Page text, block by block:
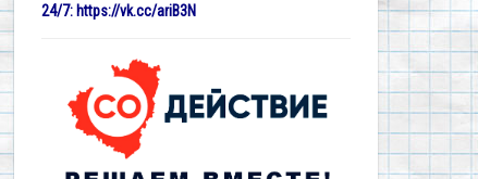
24/7: https://vk.cc/ariB3N